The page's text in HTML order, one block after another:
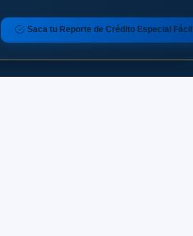
Saca tu Reporte de Crédito Especial Fácil